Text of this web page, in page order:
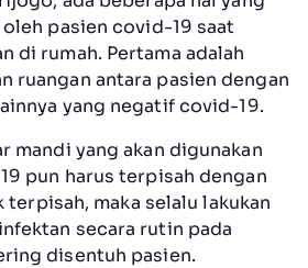
pasien covid-19 saat
di rumah. Pertama adalah
ruangan antara pasien dengan
yang negatif covid-19.
mandi yang akan digunakan
pun harus terpisah dengan
terpisah, maka selalu lakukan
secara rutin pada
disentuh pasien.